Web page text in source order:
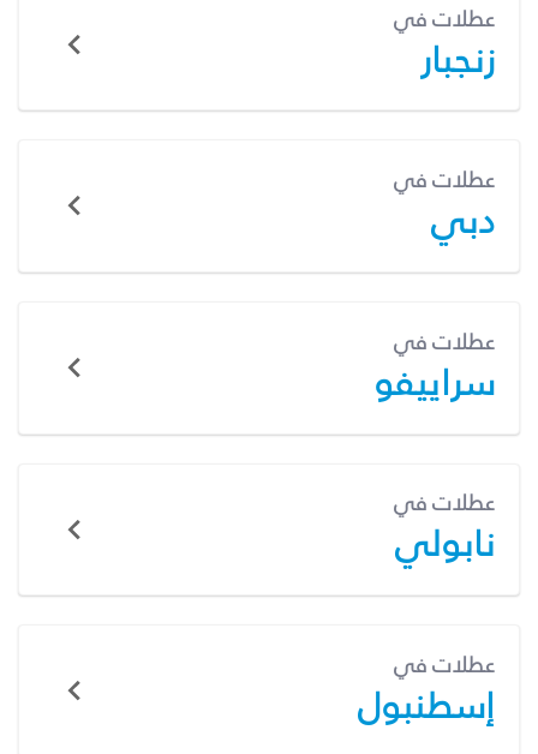
عطلات في
زنجبار
عطلات في
دبي
عطلات في
سراييفو
عطلات في
نابولي
عطلات في
إسطنبول